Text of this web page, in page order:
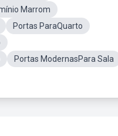
Marrom
Portas ParaQuarto
Portas ModernasPara Sala